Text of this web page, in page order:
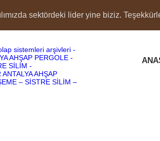
sektördeki lider yine biziz.